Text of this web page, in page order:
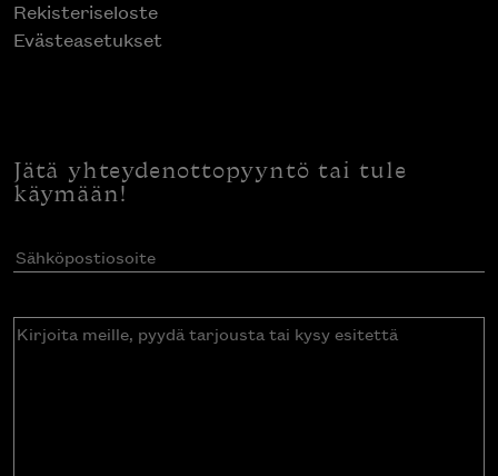
Rekisteriseloste
Evästeasetukset
Jätä yhteydenottopyyntö tai tule
käymään!
Sähköpostiosoite(Pakollinen)
Kirjoita